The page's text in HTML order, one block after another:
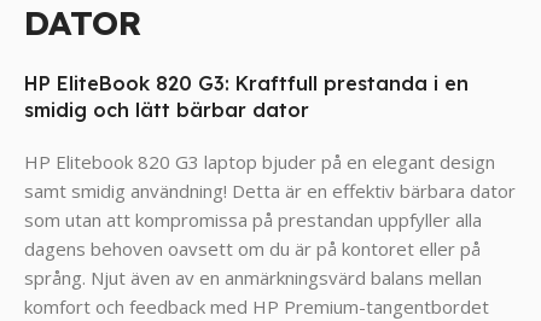
DATOR
HP EliteBook 820 G3: Kraftfull prestanda i en
smidig och lätt bärbar dator
HP Elitebook 820 G3 laptop bjuder på en elegant design
samt smidig användning! Detta är en effektiv bärbara dator
som utan att kompromissa på prestandan uppfyller alla
dagens behoven oavsett om du är på kontoret eller på
språng. Njut även av en anmärkningsvärd balans mellan
komfort och feedback med HP Premium-tangentbordet